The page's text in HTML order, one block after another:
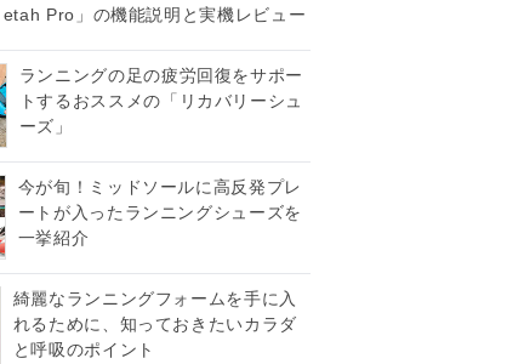
etah Pro」の機能説明と実機レビュー
ランニングの足の疲労回復をサポー
トするおススメの「リカバリーシュ
ーズ」
今が旬！ミッドソールに高反発プレ
ートが入ったランニングシューズを
一挙紹介
綺麗なランニングフォームを手に入
れるために、知っておきたいカラダ
と呼吸のポイント